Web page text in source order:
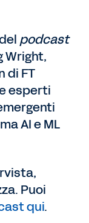
podcast
Wright,
di FT
esperti
AI e ML
Puoi
qui.